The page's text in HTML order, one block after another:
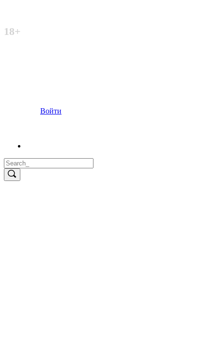
18+
Войти